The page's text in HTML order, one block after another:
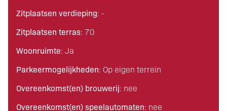
Zitplaatsen verdieping: -
Zitplaatsen terras: 70
Woonruimte: Ja
Parkeermogelijkheden: Op eigen terrein
Overeenkomst(en) brouwerij: nee
Overeenkomst(en) speelautomaten: nee